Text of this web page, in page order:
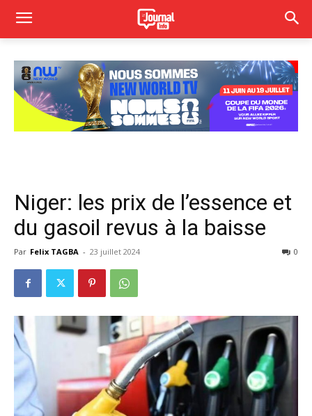
Niger: les prix de l’essence et
du gasoil revus à la baisse
Par Felix TAGBA - 23 juillet 2024 0